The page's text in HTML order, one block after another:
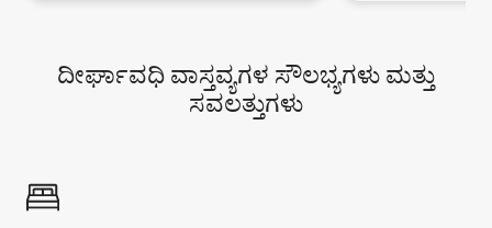
ದೀರ್ಘಾವಧಿ ವಾಸ್ತವ್ಯಗಳ ಸೌಲಭ್ಯಗಳು ಮತ್ತು
ಸವಲತ್ತುಗಳು